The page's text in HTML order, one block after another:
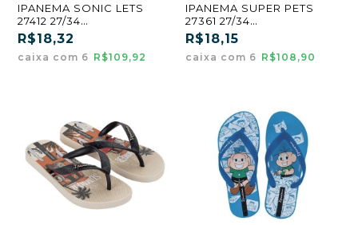
IPANEMA SONIC LETS
27412 27/34
GRAFITE/PRETO/AZUL
(CB670) (GF) (CX6)
R$18,32
caixa com 6 R$109,92
IPANEMA SUPER PETS
27361 27/34
AZUL/VERMELHO (BM232)
(GF) (CX6)
R$18,15
caixa com 6 R$108,90